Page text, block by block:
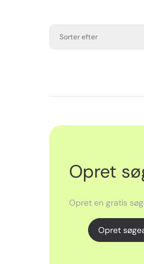
Sorter efter
Opret
Opret en gratis
Opret